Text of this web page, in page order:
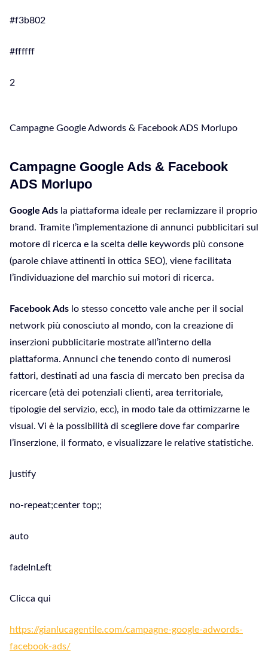
#f3b802
#ffffff
2
Campagne Google Adwords & Facebook ADS Morlupo
Campagne Google Ads & Facebook
ADS Morlupo
Google Ads la piattaforma ideale per reclamizzare il proprio
brand. Tramite l’implementazione di annunci pubblicitari sul
motore di ricerca e la scelta delle keywords più consone
(parole chiave attinenti in ottica SEO), viene facilitata
l’individuazione del marchio sui motori di ricerca.
Facebook Ads lo stesso concetto vale anche per il social
network più conosciuto al mondo, con la creazione di
inserzioni pubblicitarie mostrate all’interno della
piattaforma. Annunci che tenendo conto di numerosi
fattori, destinati ad una fascia di mercato ben precisa da
ricercare (età dei potenziali clienti, area territoriale,
tipologie del servizio, ecc), in modo tale da ottimizzarne le
visual. Vi è la possibilità di scegliere dove far comparire
l’inserzione, il formato, e visualizzare le relative statistiche.
justify
no-repeat;center top;;
auto
fadeInLeft
Clicca qui
https://gianlucagentile.com/campagne-google-adwords-
facebook-ads/